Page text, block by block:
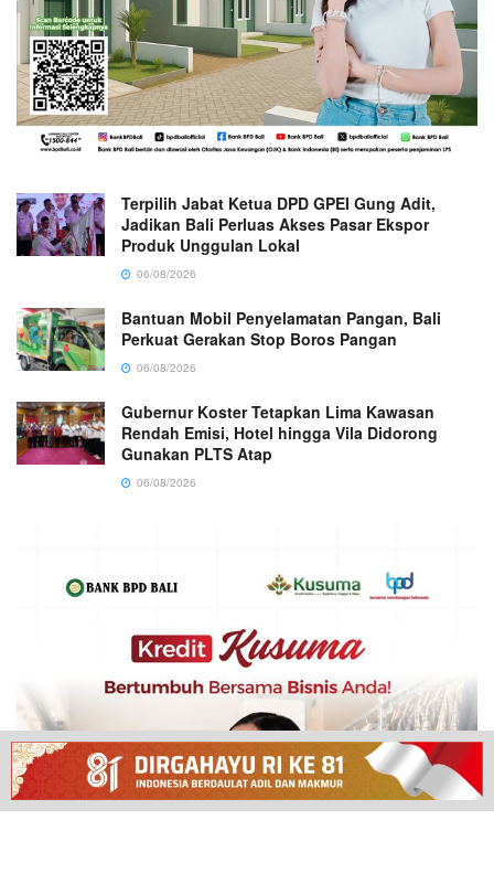
Terpilih Jabat Ketua DPD GPEI Gung Adit,
Jadikan Bali Perluas Akses Pasar Ekspor
Produk Unggulan Lokal
06/08/2026
Bantuan Mobil Penyelamatan Pangan, Bali
Perkuat Gerakan Stop Boros Pangan
06/08/2026
Gubernur Koster Tetapkan Lima Kawasan
Rendah Emisi, Hotel hingga Vila Didorong
Gunakan PLTS Atap
06/08/2026